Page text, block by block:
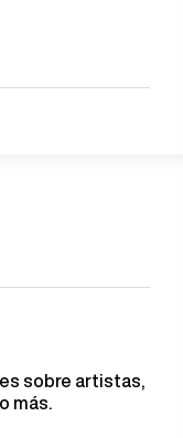
sobre artistas,
más.